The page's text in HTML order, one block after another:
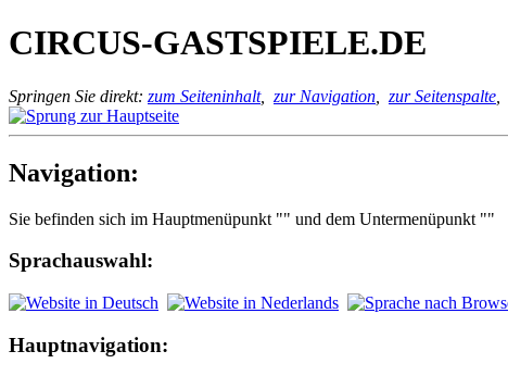
CIRCUS-GASTSPIELE.DE
Springen Sie direkt: zum Seiteninhalt, zur Navigation zur Seitenspalte
Navigation:
Sie befinden sich im Hauptmenüpunkt "" und dem Untermenüpunkt ""
Sprachauswahl:
Hauptnavigation: